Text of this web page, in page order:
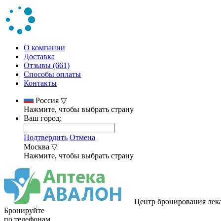
О компании
Доставка
Отзывы (661)
Способы оплаты
Контакты
Россия ▽
Нажмите, чтобы выбрать страну
Ваш город:
Подтвердить Отмена
Москва ▽
Нажмите, чтобы выбрать страну
Центр бронирования
Бронируйте
по телефонам